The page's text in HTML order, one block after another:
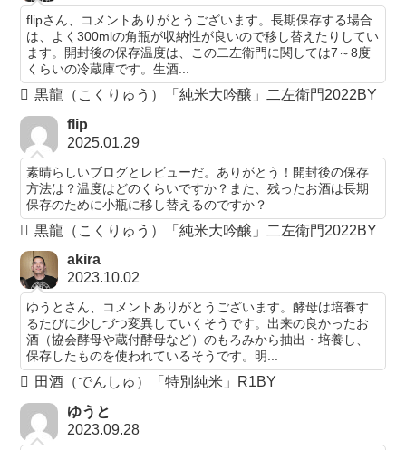
flipさん、コメントありがとうございます。長期保存する場合
は、よく300mlの角瓶が収納性が良いので移し替えたりしてい
ます。開封後の保存温度は、この二左衛門に関しては7～8度
くらいの冷蔵庫です。生酒...
黒龍（こくりゅう）「純米大吟醸」二左衛門2022BY
flip
2025.01.29
素晴らしいブログとレビューだ。ありがとう！開封後の保存
方法は？温度はどのくらいですか？また、残ったお酒は長期
保存のために小瓶に移し替えるのですか？
黒龍（こくりゅう）「純米大吟醸」二左衛門2022BY
akira
2023.10.02
ゆうとさん、コメントありがとうございます。酵母は培養す
るたびに少しづつ変異していくそうです。出来の良かったお
酒（協会酵母や蔵付酵母など）のもろみから抽出・培養し、
保存したものを使われているそうです。明...
田酒（でんしゅ）「特別純米」R1BY
ゆうと
2023.09.28